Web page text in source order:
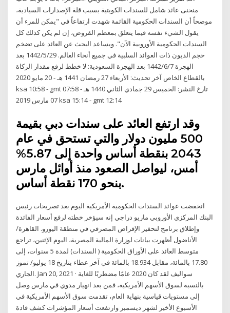
منحنى عائد شامل للسندات الكويتية بسبب قلة الإصدارات السيادية،
موضحاً أن السندات الحكومية القائمة شهدت ارتفاعاً في "يمكن للمرء أن
يقول الشيء نفسه فيما يتعلق بمعظم القروض، إن لم يكن كذلك كل
السندات الحكومية الأوروبية الآن". ويساعد البحث عن العائد على تضخم
حجم الديون ذات العوائد السلبية في جميع أنحاء العالم. 29‏‏/5‏‏/1442 بعد
الهجرة 7‏‏/6‏‏/1442 بعد الهجرة السعودية: لا خطط لرفع مقدار الزكاة
بالقطاع الخاص آخر تحديث: الأربعاء 27 رمضان 1441 هـ - 20 مايو 2020
ksa 10:58 - gmt 07:58 تارخ النشر: الخميس 29 جمادي الثاني 1440 هـ -
07 مارس 2019 ksa 15:14 - gmt 12:14
وقد ارتفع العائد على سندات دبي بقيمة
500 مليون دولار والتي تستحق في عام
2043 بنقطة أساس واحدة إلى 5.87%
أمس، ليواصل الصعود منذ أوائل مارس
بنحو 170 نقطة أساس.
انخفضت عوائد السندات الحكومية الأمريكية اليوم بعد تصريحات رئيس
البنك المركزي الأوروبي ماريو دراجي إنه سيؤخر خطته لرفع أسعار الفائدة
وإطلاق برنامج لتحفيز الإقراض المصرفي في منطقة اليورو. القاهرة/
الأناضول أظهرت بيانات لوزارة المالية المصرية، اليوم الإثنين، تراجع
متوسط العائد على الأوراق الحكومية ( السندات) لمدة 5 سنوات، إلى
17.80 بالمائة، مقابل 18.934 بالمائة في آخر عطاء بتاريخ 18 يوليو/ تموز
الجاري. Jan 20, 2021 · سواليف لقد كان 2020 عامًا مضطربًا للغاية
بالنسبة لسوق الأسهم الأمريكية، فمن بعد انهيار مدوي في مارس وصل
إلى مستويات قياسية بنهاية العام، تقدمت سوق الأسهم الأمريكية في
الأسبوع الأخير لشهر ديسمبر وارتفعت أسعار المؤشرات كشف قادة